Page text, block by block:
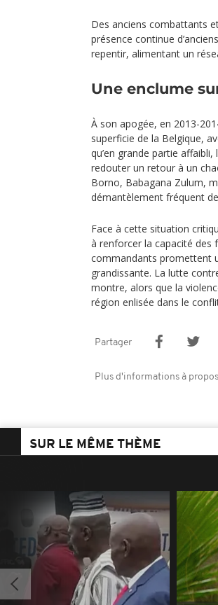
Des anciens combattants
présence continue
repentir, alimentant un
Une enclume
À son apogée, en 2013-
superficie de la Belgique,
qu’en grande partie
redouter un retour à un
Borno, Babagana Zulum,
démantèlement fréquent
Face à cette situation
à renforcer la capacité des
commandants promettent
grandissante. La lutte
montre, alors que la
région enlisée dans le
Partager
Plus d'informations à
SUR LE MÊME THÈME